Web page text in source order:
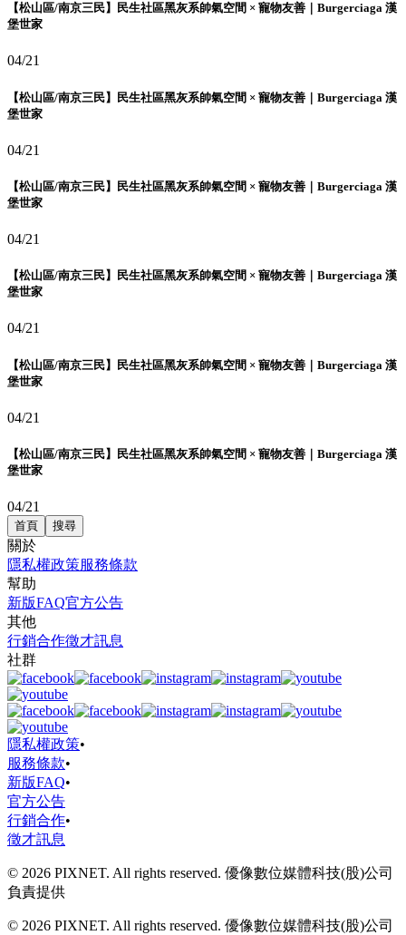
【松山區/南京三民】民生社區黑灰系帥氣空間 × 寵物友善｜Burgerciaga 漢
堡世家
04/21
【松山區/南京三民】民生社區黑灰系帥氣空間 × 寵物友善｜Burgerciaga 漢
堡世家
04/21
【松山區/南京三民】民生社區黑灰系帥氣空間 × 寵物友善｜Burgerciaga 漢
堡世家
04/21
【松山區/南京三民】民生社區黑灰系帥氣空間 × 寵物友善｜Burgerciaga 漢
堡世家
04/21
【松山區/南京三民】民生社區黑灰系帥氣空間 × 寵物友善｜Burgerciaga 漢
堡世家
04/21
【松山區/南京三民】民生社區黑灰系帥氣空間 × 寵物友善｜Burgerciaga 漢
堡世家
04/21
首頁 搜尋
關於
隱私權政策服務條款
幫助
新版FAQ官方公告
其他
行銷合作徵才訊息
社群
隱私權政策•
服務條款•
新版FAQ•
官方公告
行銷合作•
徵才訊息
© 2026 PIXNET. All rights reserved. 優像數位媒體科技(股)公司
負責提供
© 2026 PIXNET. All rights reserved. 優像數位媒體科技(股)公司